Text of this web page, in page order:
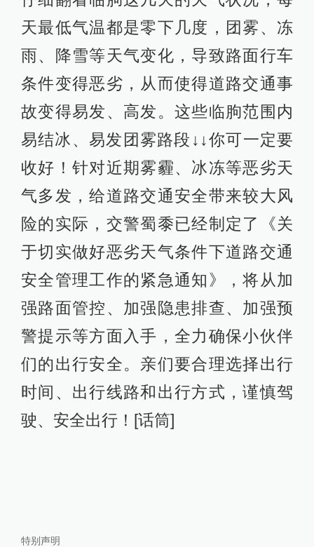
天最低气温都是零下几度，团雾、冻
雨、降雪等天气变化，导致路面行车
条件变得恶劣，从而使得道路交通事
故变得易发、高发。这些临朐范围内
易结冰、易发团雾路段↓↓你可一定要
收好！针对近期雾霾、冰冻等恶劣天
气多发，给道路交通安全带来较大风
险的实际，交警蜀黍已经制定了《关
于切实做好恶劣天气条件下道路交通
安全管理工作的紧急通知》，将从加
强路面管控、加强隐患排查、加强预
警提示等方面入手，全力确保小伙伴
们的出行安全。亲们要合理选择出行
时间、出行线路和出行方式，谨慎驾
驶、安全出行！[话筒]
特别声明